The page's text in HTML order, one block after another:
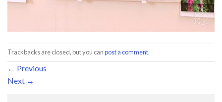
Trackbacks are closed, but you canpost a comment.
← Previous
Next →